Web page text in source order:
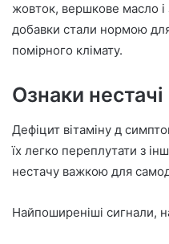
жовток, вершкове масло і
добавки стали нормою
помірного клімату.
Ознаки нестачі
Дефіцит вітаміну д
їх легко переплутати з
нестачу важкою для
Найпоширеніші сигнали,